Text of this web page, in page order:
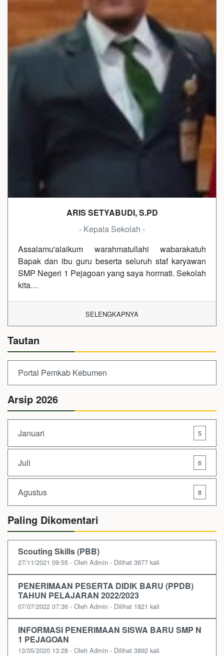
ARIS SETYABUDI, S.PD
- Kepala Sekolah -
Assalamu'alaikum warahmatullahi wabarakatuh
Bapak dan ibu guru beserta seluruh staf karyawan
SMP Negeri 1 Pejagoan yang saya hormati. Sekolah
kita…
SELENGKAPNYA
Tautan
Portal Pemkab Kebumen
Arsip 2026
Januari 5
Juli 6
Agustus 8
Paling Dikomentari
Scouting Skills (PBB)
27/11/2021 09:55 - Oleh Admin - Dilihat 3677 kali
PENERIMAAN PESERTA DIDIK BARU (PPDB)
TAHUN PELAJARAN 2022/2023
07/07/2022 07:36 - Oleh Admin - Dilihat 1821 kali
INFORMASI PENERIMAAN SISWA BARU SMP N
1 PEJAGOAN
13/05/2020 13:28 - Oleh Admin - Dilihat 3892 kali